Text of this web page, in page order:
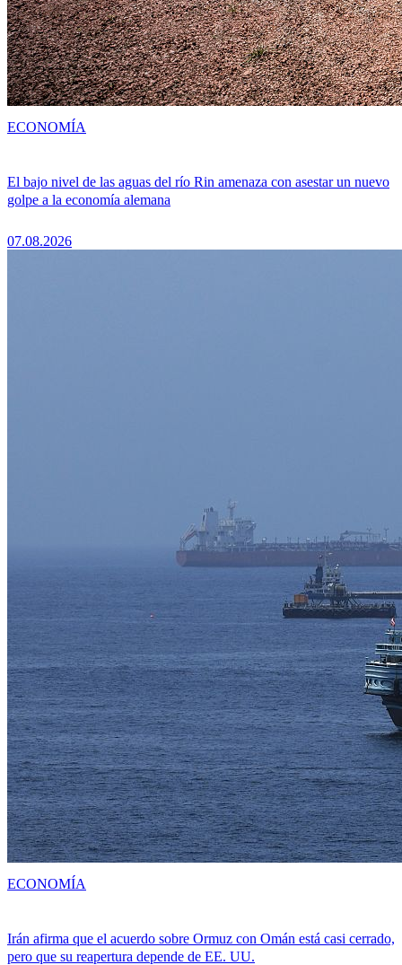
El bajo nivel de las aguas del río Rin amenaza con asestar un nuevo
golpe a la economía alemana
07.08.2026
ECONOMÍA
Irán afirma que el acuerdo sobre Ormuz con Omán está casi cerrado,
pero que su reapertura depende de EE. UU.
ECONOMÍA